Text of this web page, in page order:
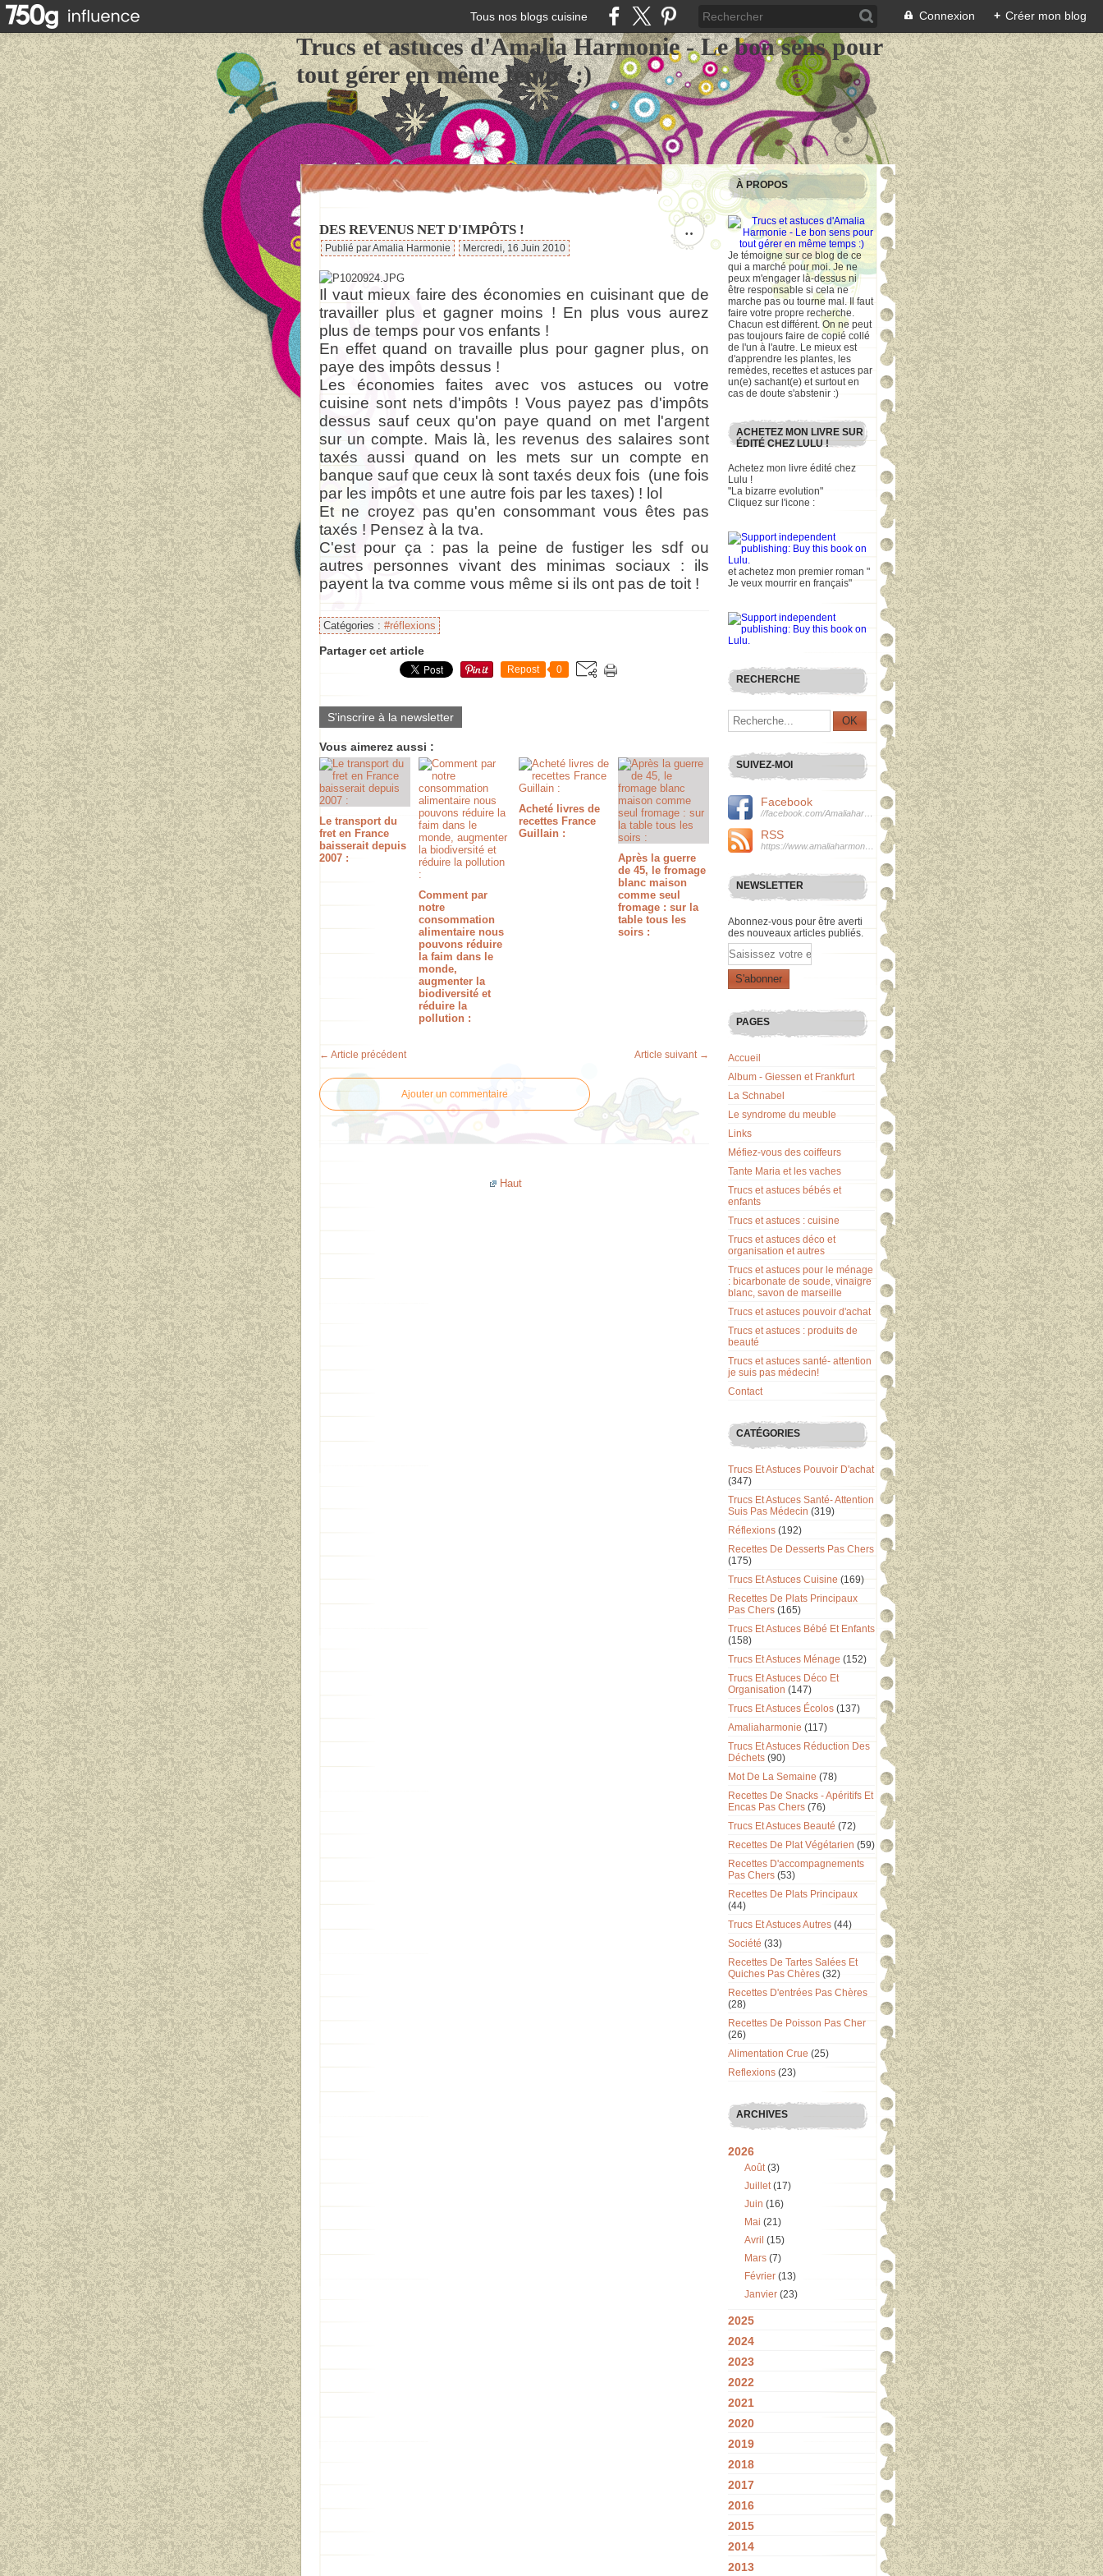
Tous nos blogs cuisine Connexion + Créer mon blog
Trucs et astuces d'Amalia Harmonie - Le bon sens pour
tout gérer en même temps :)
…
DES REVENUS NET D'IMPÔTS !
Publié par Amalia Harmonie Mercredi, 16 Juin 2010
Il vaut mieux faire des économies en cuisinant que de
travailler plus et gagner moins ! En plus vous aurez
plus de temps pour vos enfants !
En effet quand on travaille plus pour gagner plus, on
paye des impôts dessus !
Les économies faites avec vos astuces ou votre
cuisine sont nets d'impôts ! Vous payez pas d'impôts
dessus sauf ceux qu'on paye quand on met l'argent
sur un compte. Mais là, les revenus des salaires sont
taxés aussi quand on les mets sur un compte en
banque sauf que ceux là sont taxés deux fois (une fois
par les impôts et une autre fois par les taxes) ! lol
Et ne croyez pas qu'en consommant vous êtes pas
taxés ! Pensez à la tva.
C'est pour ça : pas la peine de fustiger les sdf ou
autres personnes vivant des minimas sociaux : ils
payent la tva comme vous même si ils ont pas de toit !
Catégories : #réflexions
Partager cet article
Repost 0
S'inscrire à la newsletter
Vous aimerez aussi :
Le transport du
fret en France
baisserait depuis
2007 :
Comment par
notre
consommation
alimentaire nous
pouvons réduire
la faim dans le
monde,
augmenter la
biodiversité et
réduire la
pollution :
Acheté livres de
recettes France
Guillain :
Après la guerre
de 45, le fromage
blanc maison
comme seul
fromage : sur la
table tous les
soirs :
← Article précédent Article suivant →
Ajouter un commentaire
Haut
À PROPOS
Je témoigne sur ce blog de ce
qui a marché pour moi. Je ne
peux m'engager là-dessus ni
être responsable si cela ne
marche pas ou tourne mal. Il faut
faire votre propre recherche.
Chacun est différent. On ne peut
pas toujours faire de copié collé
de l'un à l'autre. Le mieux est
d'apprendre les plantes, les
remèdes, recettes et astuces par
un(e) sachant(e) et surtout en
cas de doute s'abstenir :)
ACHETEZ MON LIVRE SUR
ÉDITÉ CHEZ LULU !
Achetez mon livre édité chez
Lulu !
"La bizarre evolution"
Cliquez sur l'icone :
et achetez mon premier roman "
Je veux mourrir en français"
RECHERCHE
SUIVEZ-MOI
Facebook
RSS
NEWSLETTER
Abonnez-vous pour être averti
des nouveaux articles publiés.
Email
PAGES
Accueil
Album - Giessen et Frankfurt
La Schnabel
Le syndrome du meuble
Links
Méfiez-vous des coiffeurs
Tante Maria et les vaches
Trucs et astuces bébés et
enfants
Trucs et astuces : cuisine
Trucs et astuces déco et
organisation et autres
Trucs et astuces pour le ménage
: bicarbonate de soude, vinaigre
blanc, savon de marseille
Trucs et astuces pouvoir d'achat
Trucs et astuces : produits de
beauté
Trucs et astuces santé- attention
je suis pas médecin!
Contact
CATÉGORIES
Trucs Et Astuces Pouvoir D'achat
(347)
Trucs Et Astuces Santé- Attention
Suis Pas Médecin (319)
Réflexions (192)
Recettes De Desserts Pas Chers
(175)
Trucs Et Astuces Cuisine (169)
Recettes De Plats Principaux
Pas Chers (165)
Trucs Et Astuces Bébé Et Enfants
(158)
Trucs Et Astuces Ménage (152)
Trucs Et Astuces Déco Et
Organisation (147)
Trucs Et Astuces Écolos (137)
Amaliaharmonie (117)
Trucs Et Astuces Réduction Des
Déchets (90)
Mot De La Semaine (78)
Recettes De Snacks - Apéritifs Et
Encas Pas Chers (76)
Trucs Et Astuces Beauté (72)
Recettes De Plat Végétarien (59)
Recettes D'accompagnements
Pas Chers (53)
Recettes De Plats Principaux
(44)
Trucs Et Astuces Autres (44)
Société (33)
Recettes De Tartes Salées Et
Quiches Pas Chères (32)
Recettes D'entrées Pas Chères
(28)
Recettes De Poisson Pas Cher
(26)
Alimentation Crue (25)
Reflexions (23)
ARCHIVES
2026
Août(3)
Juillet(17)
Juin (16)
Mai (21)
Avril (15)
Mars (7)
Février (13)
Janvier (23)
2025
2024
2023
2022
2021
2020
2019
2018
2017
2016
2015
2014
2013